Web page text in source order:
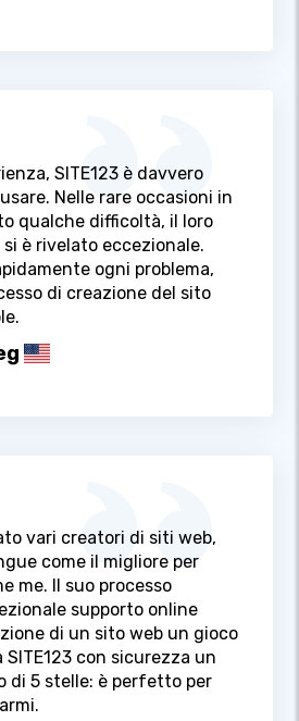
SITE123 è davvero
Nelle rare occasioni in
qualche difficoltà, il loro
è rivelato eccezionale.
ogni problema,
di creazione del sito
vari creatori di siti web,
come il migliore per
me. Il suo processo
supporto online
di un sito web un gioco
SITE123 con sicurezza un
di 5 stelle: è perfetto per